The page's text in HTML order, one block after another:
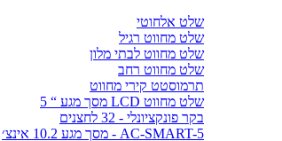
שלט אלחוטי
שלט מחווט רגיל
שלט מחווט לבתי מלון
שלט מחווט רחב
תרמוסטט קירי מחווט
שלט מחווט LCD מסך מגע “ 5
בקר פונקציונלי - 32 לחצנים
AC-SMART-5 - מסך מגע 10.2 אינצ׳